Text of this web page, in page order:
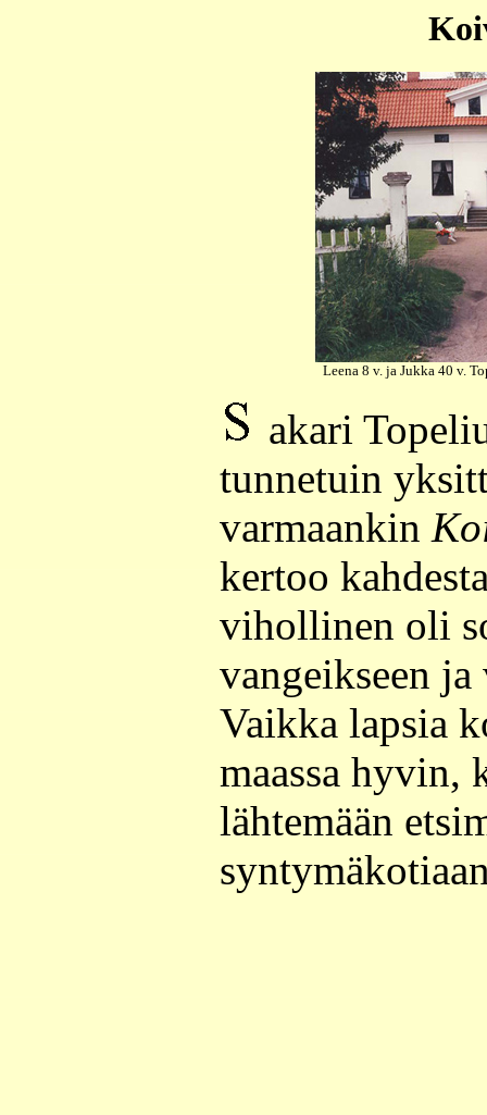
Leena 8 v. ja Jukka 40 v.
akari
tunnetuin
varmaankin
kertoo
vihollinen oli
vangeikseen
Vaikka lapsia
maassa hyvin,
lähtemään